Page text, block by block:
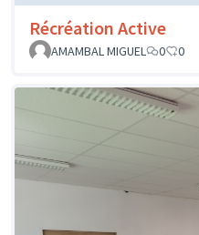
Récréation Active
AMAMBAL MIGUEL
0 0